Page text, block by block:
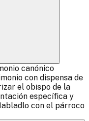
canónico
con dispensa de
el obispo de la
específica y
con el párroco